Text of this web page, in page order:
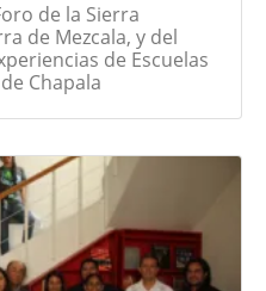
de la Sierra
de Mezcala, y del
de Escuelas
Chapala